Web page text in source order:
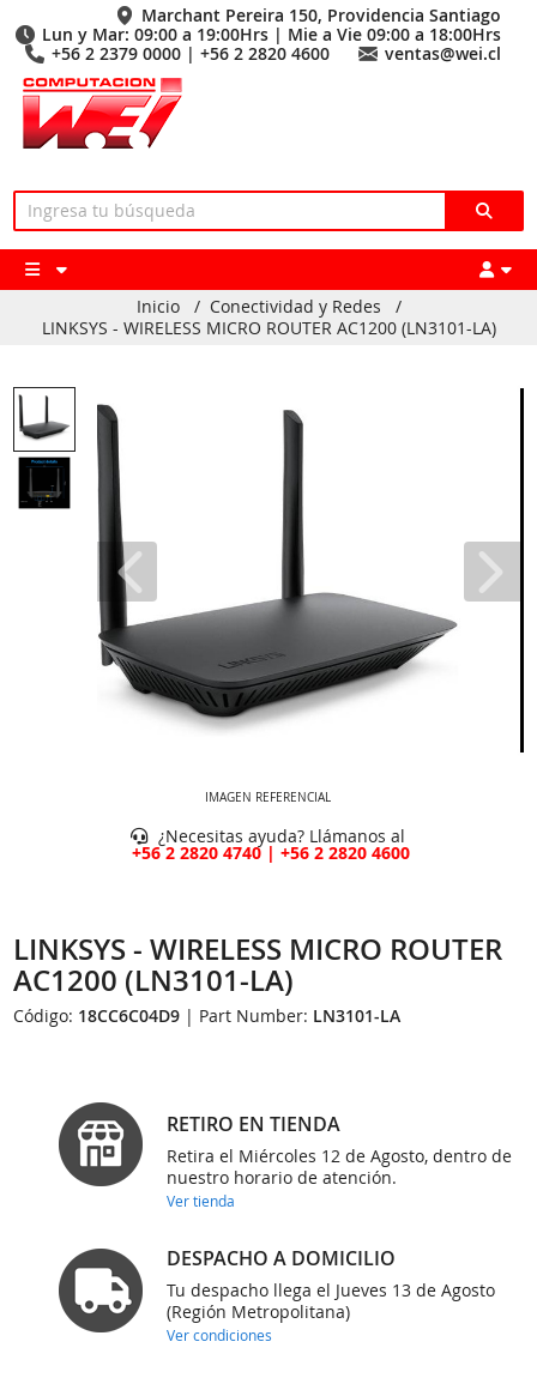
Marchant Pereira 150, Providencia Santiago
Lun y Mar: 09:00 a 19:00Hrs | Mie a Vie 09:00 a 18:00Hrs
+56 2 2379 0000 | +56 2 2820 4600
ventas@wei.cl
Inicio / Conectividad y Redes
/
LINKSYS - WIRELESS MICRO ROUTER AC1200 (LN3101-LA)
IMAGEN REFERENCIAL
¿Necesitas ayuda? Llámanos al
+56 2 2820 4740 | +56 2 2820 4600
LINKSYS - WIRELESS MICRO ROUTER
AC1200 (LN3101-LA)
Código: 18CC6C04D9 | Part Number: LN3101-LA
RETIRO EN TIENDA
Retira el Miércoles 12 de Agosto, dentro de
nuestro horario de atención.
Ver tienda
DESPACHO A DOMICILIO
Tu despacho llega el Jueves 13 de Agosto
(Región Metropolitana)
Ver condiciones